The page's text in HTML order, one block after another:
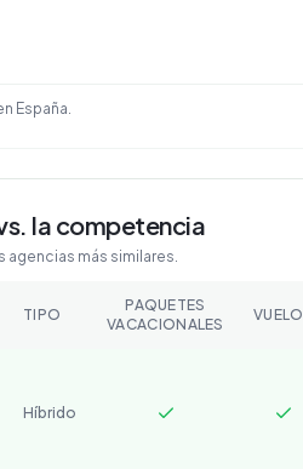
España
la competencia
más similares.
TIPO
PAQUETES
VACACIONALES
Híbrido